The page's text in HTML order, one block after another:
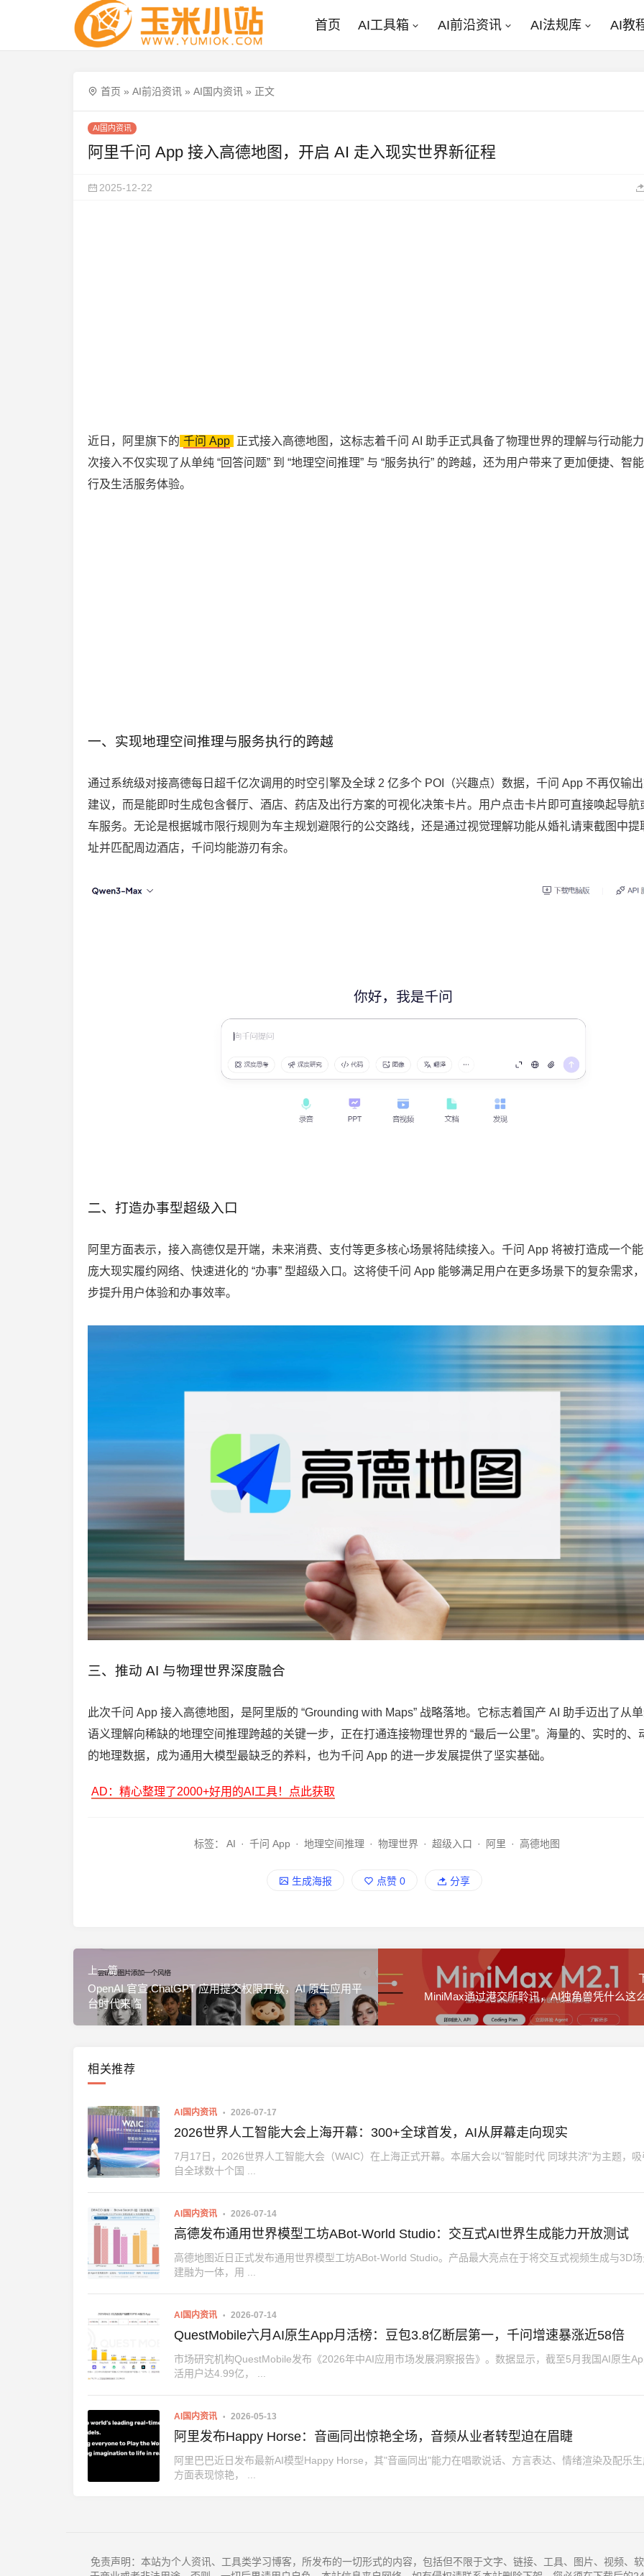
首页 AI工具箱 AI前沿资讯 AI法规库 AI教
首页 » AI前沿资讯 » AI国内资讯 » 正文
AI国内资讯
阿里千问 App 接入高德地图，开启 AI 走入现实世界新征程
2025-12-22
近日，阿里旗下的 千问 App 正式接入高德地图，这标志着千问 AI 助手正式具备了物理世界的理解与行动能
次接入不仅实现了从单纯 “回答问题” 到 “地理空间推理” 与 “服务执行” 的跨越，还为用户带来了更加便捷、智
行及生活服务体验。
一、实现地理空间推理与服务执行的跨越
通过系统级对接高德每日超千亿次调用的时空引擎及全球 2 亿多个 POI（兴趣点）数据，千问 App 不再仅输
建议，而是能即时生成包含餐厅、酒店、药店及出行方案的可视化决策卡片。用户点击卡片即可直接唤起导航
车服务。无论是根据城市限行规则为车主规划避限行的公交路线，还是通过视觉理解功能从婚礼请柬截图中提
址并匹配周边酒店，千问均能游刃有余。
二、打造办事型超级入口
阿里方面表示，接入高德仅是开端，未来消费、支付等更多核心场景将陆续接入。千问 App 将被打造成一个
庞大现实履约网络、快速进化的 “办事” 型超级入口。这将使千问 App 能够满足用户在更多场景下的复杂需求
步提升用户体验和办事效率。
三、推动 AI 与物理世界深度融合
此次千问 App 接入高德地图，是阿里版的 “Grounding with Maps” 战略落地。它标志着国产 AI 助手迈出了从
语义理解向稀缺的地理空间推理跨越的关键一步，正在打通连接物理世界的 “最后一公里”。海量的、实时的、
的地理数据，成为通用大模型最缺乏的养料，也为千问 App 的进一步发展提供了坚实基础。
AD：精心整理了2000+好用的AI工具！点此获取
标签： AI · 千问 App · 地理空间推理 · 物理世界 · 超级入口 · 阿里 · 高德地图
生成海报 点赞 0 分享
上一篇
OpenAI 官宣 ChatGPT 应用提交权限开放，AI 原生应用平
台时代来临
MiniMax通过港交所聆讯，AI独角兽凭什么这
相关推荐
AI国内资讯 2026-07-17
2026世界人工智能大会上海开幕：300+全球首发，AI从屏幕走向现实
7月17日，2026世界人工智能大会（WAIC）在上海正式开幕。本届大会以"智能时代 同球共济"为主题，吸
自全球数十个国 ...
AI国内资讯 2026-07-14
高德发布通用世界模型工坊ABot-World Studio：交互式AI世界生成能力开放测试
高德地图近日正式发布通用世界模型工坊ABot-World Studio。产品最大亮点在于将交互式视频生成与3D
建融为一体，用 ...
AI国内资讯 2026-07-14
QuestMobile六月AI原生App月活榜：豆包3.8亿断层第一，千问增速暴涨近58倍
市场研究机构QuestMobile发布《2026年中AI应用市场发展洞察报告》。数据显示，截至5月我国AI原生
活用户达4.99亿， ...
AI国内资讯 2026-05-13
阿里发布Happy Horse：音画同出惊艳全场，音频从业者转型迫在眉睫
阿里巴巴近日发布最新AI模型Happy Horse，其"音画同出"能力在唱歌说话、方言表达、情绪渲染及配乐
方面表现惊艳， ...
免责声明：本站为个人资讯、工具类学习博客，所发布的一切形式的内容，包括但不限于文字、链接、工具、图片、视频、